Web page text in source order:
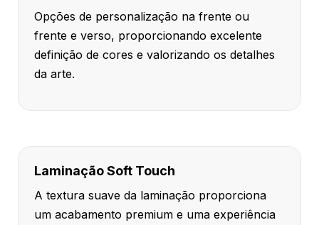
Opções de personalização na frente ou
frente e verso, proporcionando excelente
definição de cores e valorizando os detalhes
da arte.
Laminação Soft Touch
A textura suave da laminação proporciona
um acabamento premium e uma experiência